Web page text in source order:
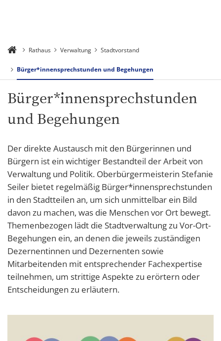
Rathaus Verwaltung Stadtvorstand
Bürger*innensprechstunden und Begehungen
Bürger*innensprechstunden
und Begehungen
Der direkte Austausch mit den Bürgerinnen und
Bürgern ist ein wichtiger Bestandteil der Arbeit von
Verwaltung und Politik. Oberbürgermeisterin Stefanie
Seiler bietet regelmäßig Bürger*innensprechstunden
in den Stadtteilen an, um sich unmittelbar ein Bild
davon zu machen, was die Menschen vor Ort bewegt.
Themenbezogen lädt die Stadtverwaltung zu Vor-Ort-
Begehungen ein, an denen die jeweils zuständigen
Dezernentinnen und Dezernenten sowie
Mitarbeitenden mit entsprechender Fachexpertise
teilnehmen, um strittige Aspekte zu erörtern oder
Entscheidungen zu erläutern.